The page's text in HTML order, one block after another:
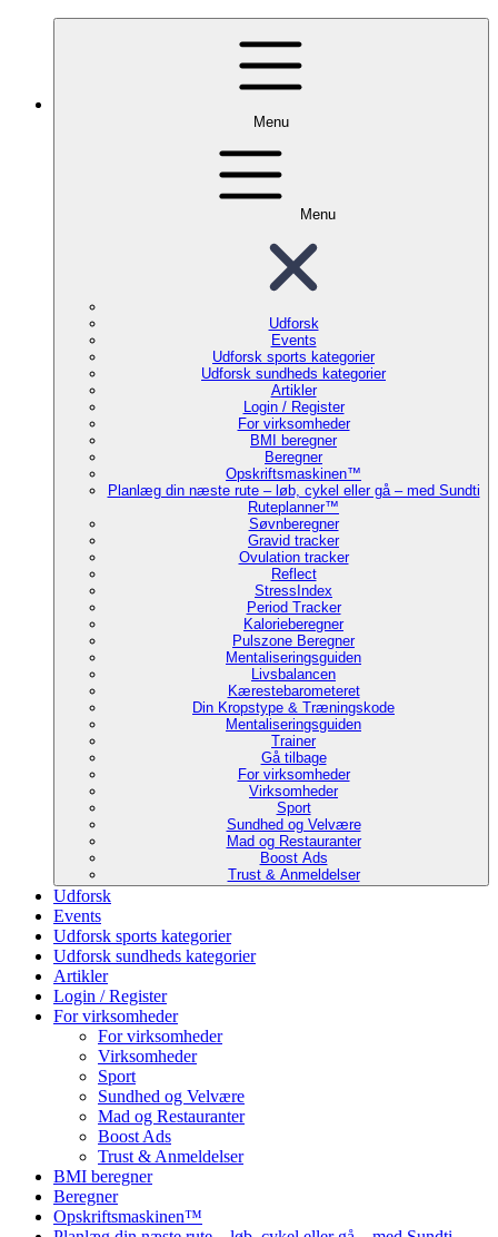
Menu
Menu
Udforsk
Events
Udforsk sports kategorier
Udforsk sundheds kategorier
Artikler
Login / Register
For virksomheder
BMI beregner
Beregner
Opskriftsmaskinen™
Planlæg din næste rute – løb, cykel eller gå – med Sundti
Ruteplanner™
Søvnberegner
Gravid tracker
Ovulation tracker
Reflect
StressIndex
Period Tracker
Kalorieberegner
Pulszone Beregner
Mentaliseringsguiden
Livsbalancen
Kærestebarometeret
Din Kropstype & Træningskode
Mentaliseringsguiden
Trainer
Gå tilbage
For virksomheder
Virksomheder
Sport
Sundhed og Velvære
Mad og Restauranter
Boost Ads
Trust & Anmeldelser
Udforsk
Events
Udforsk sports kategorier
Udforsk sundheds kategorier
Artikler
Login / Register
For virksomheder
For virksomheder
Virksomheder
Sport
Sundhed og Velvære
Mad og Restauranter
Boost Ads
Trust & Anmeldelser
BMI beregner
Beregner
Opskriftsmaskinen™